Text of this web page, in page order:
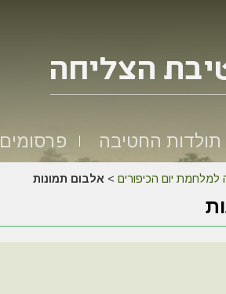
תולדות החטיבה פרסומים
> אלבום תמונות